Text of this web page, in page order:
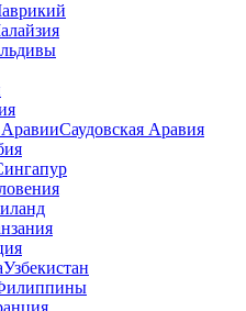
Саудовская Аравия
Узбекистан